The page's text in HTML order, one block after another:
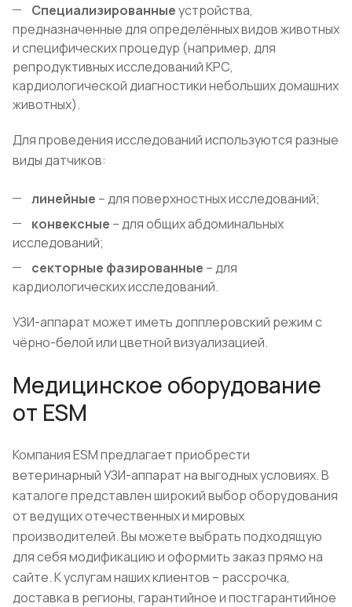
Специализированныеустройства,
предназначенные для определённых видов животных
и специфических процедур (например, для
репродуктивных исследований КРС,
кардиологической диагностики небольших домашних
животных).
Для проведения исследований используются разные
виды датчиков:
линейные – для поверхностных исследований;
конвексные – для общих абдоминальных
исследований;
секторные фазированные – для
кардиологических исследований.
УЗИ-аппарат может иметь допплеровский режим с
чёрно-белой или цветной визуализацией.
Медицинское оборудование
от ESM
Компания ESM предлагает приобрести
ветеринарный УЗИ-аппарат на выгодных условиях. В
каталоге представлен широкий выбор оборудования
от ведущих отечественных и мировых
производителей. Вы можете выбрать подходящую
для себя модификацию и оформить заказ прямо на
сайте. К услугам наших клиентов – рассрочка,
доставка в регионы, гарантийное и постгарантийное